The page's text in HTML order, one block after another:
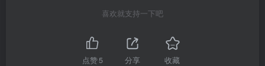
喜欢就支持一下吧
点赞5 分享 收藏